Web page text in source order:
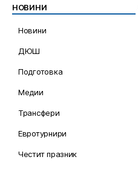
НОВИНИ
Новини
ДЮШ
Подготовка
Медии
Трансфери
Евротурнири
Честит празник